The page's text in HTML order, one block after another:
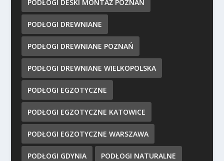
PODŁOGI DESKI MONTAŻ POZNAŃ
PODŁOGI DREWNIANE
PODŁOGI DREWNIANE POZNAŃ
PODŁOGI DREWNIANE WIELKOPOLSKA
PODŁOGI EGZOTYCZNE
PODŁOGI EGZOTYCZNE KATOWICE
PODŁOGI EGZOTYCZNE WARSZAWA
PODŁOGI GDYNIA PODŁOGI NATURALNE